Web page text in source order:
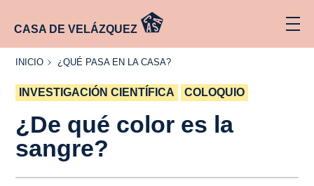
CASA DE VELÁZQUEZ
INICIO
INICIO
¿QUÉ
CASA?
¿QUÉ PASA EN LA CASA?
INVESTIGACIÓN CIENTÍFICA COLOQUIO
¿De qué color es la
sangre?